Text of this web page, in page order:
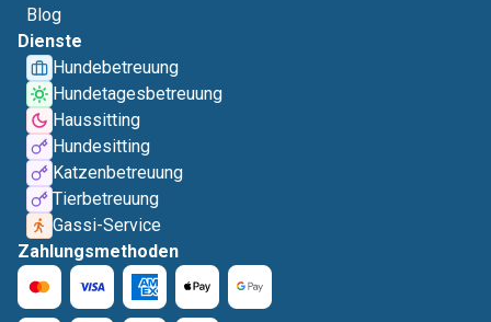
Blog
Dienste
Hundebetreuung
Hundetagesbetreuung
Haussitting
Hundesitting
Katzenbetreuung
Tierbetreuung
Gassi-Service
Zahlungsmethoden